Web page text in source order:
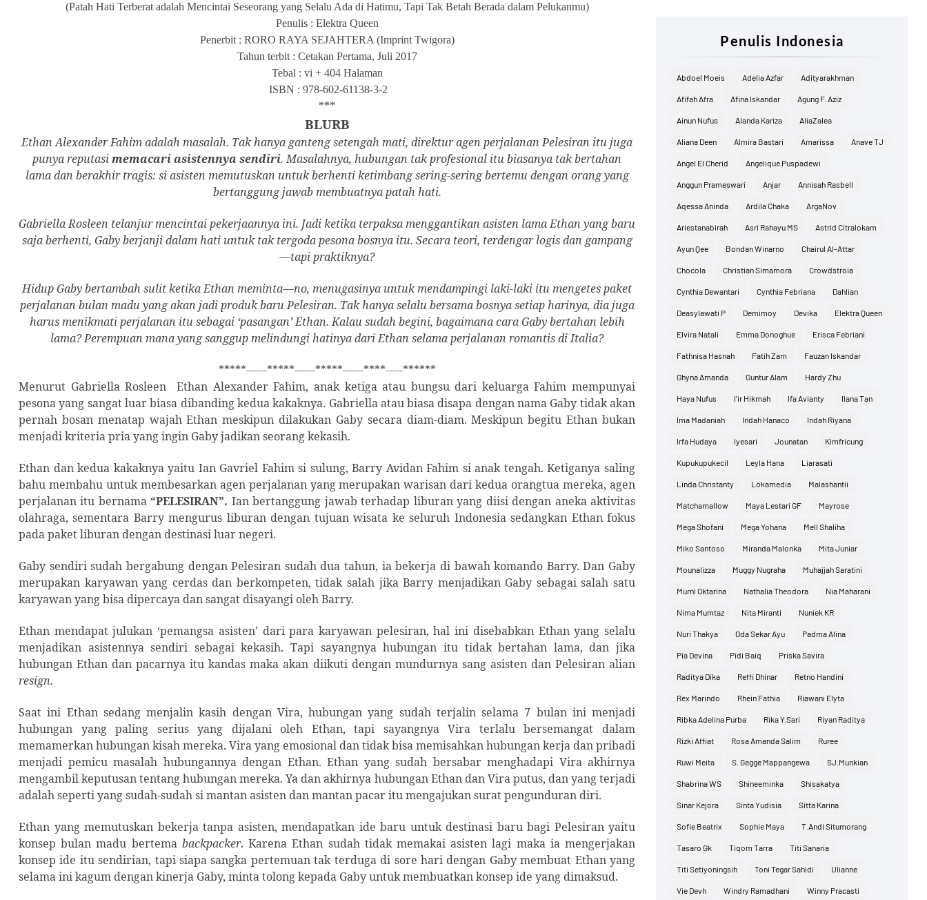
(Patah Hati Terberat adalah Mencintai Seseorang yang Selalu Ada di Hatimu, Tapi Tak Betah Berada dalam Pelukanmu)
Penulis : Elektra Queen
Penerbit : RORO RAYA SEJAHTERA (Imprint Twigora)
Tahun terbit : Cetakan Pertama, Juli 2017
Tebal : vi + 404 Halaman
ISBN : 978-602-61138-3-2
***
BLURB
Ethan Alexander Fahim adalah masalah. Tak hanya ganteng setengah mati, direktur agen perjalanan Pelesiran itu juga
punya reputasimemacari asistennya sendiri. Masalahnya, hubungan tak profesional itu biasanya tak bertahan
lama dan berakhir tragis: si asisten memutuskan untuk berhenti ketimbang sering-sering bertemu dengan orang yang
bertanggung jawab membuatnya patah hati.
Gabriella Rosleen telanjur mencintai pekerjaannya ini. Jadi ketika terpaksa menggantikan asisten lama Ethan yang baru
saja berhenti, Gaby berjanji dalam hati untuk tak tergoda pesona bosnya itu. Secara teori, terdengar logis dan gampang
—tapi praktiknya?
Hidup Gaby bertambah sulit ketika Ethan meminta—no, menugasinya untuk mendampingi laki-laki itu mengetes paket
perjalanan bulan madu yang akan jadi produk baru Pelesiran. Tak hanya selalu bersama bosnya setiap harinya, dia juga
harus menikmati perjalanan itu sebagai ‘pasangan’ Ethan. Kalau sudah begini, bagaimana cara Gaby bertahan lebih
lama? Perempuan mana yang sanggup melindungi hatinya dari Ethan selama perjalanan romantis di Italia?
*****------*****------*****------****-----******
Menurut Gabriella Rosleen
Ethan Alexander Fahim, anak ketiga atau bungsu dari keluarga Fahim mempunyai
pesona yang sangat luar biasa dibanding kedua kakaknya. Gabriella atau biasa disapa dengan nama Gaby tidak akan
pernah bosan menatap wajah Ethan meskipun dilakukan Gaby secara diam-diam. Meskipun begitu Ethan bukan
menjadi kriteria pria yang ingin Gaby jadikan seorang kekasih.
Ethan dan kedua kakaknya yaitu Ian Gavriel Fahim si sulung, Barry Avidan Fahim si anak tengah. Ketiganya saling
bahu membahu untuk membesarkan agen perjalanan yang merupakan warisan dari kedua orangtua mereka, agen
perjalanan itu bernama “PELESIRAN”. Ian bertanggung jawab terhadap liburan yang diisi dengan aneka aktivitas
olahraga, sementara Barry mengurus liburan dengan tujuan wisata ke seluruh Indonesia sedangkan Ethan fokus
pada paket liburan dengan destinasi luar negeri.
Gaby sendiri sudah bergabung dengan Pelesiran sudah dua tahun, ia bekerja di bawah komando Barry. Dan Gaby
merupakan karyawan yang cerdas dan berkompeten, tidak salah jika Barry menjadikan Gaby sebagai salah satu
karyawan yang bisa dipercaya dan sangat disayangi oleh Barry.
Ethan mendapat julukan ‘pemangsa asisten’ dari para karyawan pelesiran, hal ini disebabkan Ethan yang selalu
menjadikan asistennya sendiri sebagai kekasih. Tapi sayangnya hubungan itu tidak bertahan lama, dan jika
hubungan Ethan dan pacarnya itu kandas maka akan diikuti dengan mundurnya sang asisten dan Pelesiran alian
resign.
Saat ini Ethan sedang menjalin kasih dengan Vira, hubungan yang sudah terjalin selama 7 bulan ini menjadi
hubungan yang paling serius yang dijalani oleh Ethan, tapi sayangnya Vira terlalu bersemangat dalam
memamerkan hubungan kisah mereka. Vira yang emosional dan tidak bisa memisahkan hubungan kerja dan pribadi
menjadi pemicu masalah hubungannya dengan Ethan. Ethan yang sudah bersabar menghadapi Vira akhirnya
mengambil keputusan tentang hubungan mereka. Ya dan akhirnya hubungan Ethan dan Vira putus, dan yang terjadi
adalah seperti yang sudah-sudah si mantan asisten dan mantan pacar itu mengajukan surat pengunduran diri.
Ethan yang memutuskan bekerja tanpa asisten, mendapatkan ide baru untuk destinasi baru bagi Pelesiran yaitu
konsep bulan madu bertema backpacker. Karena Ethan sudah tidak memakai asisten lagi maka ia mengerjakan
konsep ide itu sendirian, tapi siapa sangka pertemuan tak terduga di sore hari dengan Gaby membuat Ethan yang
selama ini kagum dengan kinerja Gaby, minta tolong kepada Gaby untuk membuatkan konsep ide yang dimaksud.
Penulis Indonesia
Abdoel Moeis Adelia Azfar Adityarakhman
Afifah Afra Afina Iskandar Agung F. Aziz
Ainun Nufus Alanda Kariza AliaZalea
Aliana Deen Almira Bastari Amarissa Anave TJ
Angel El Cherid Angelique Puspadewi
Anggun Prameswari Anjar Annisah Rasbell
Aqessa Aninda Ardila Chaka ArgaNov
Ariestanabirah Asri Rahayu MS Astrid Citralokam
Ayun Qee Bondan Winarno Chairul Al-Attar
Chocola Christian Simamora Crowdstroia
Cynthia Dewantari Cynthia Febriana Dahlian
Deasylawati P Demimoy Devika Elektra Queen
Elvira Natali Emma Donoghue Erisca Febriani
Fathnisa Hasnah Fatih Zam Fauzan Iskandar
Ghyna Amanda Guntur Alam Hardy Zhu
Haya Nufus I'ir Hikmah Ifa Avianty Ilana Tan
Ima Madaniah Indah Hanaco Indah Riyana
Irfa Hudaya Iyesari Jounatan Kimfricung
Kupukupukecil Leyla Hana Liarasati
Linda Christanty Lokamedia Malashantii
Matchamallow Maya Lestari GF Mayrose
Mega Shofani Mega Yohana Mell Shaliha
Miko Santoso Miranda Malonka Mita Juniar
Mounalizza Muggy Nugraha Muhajjah Saratini
Murni Oktarina Nathalia Theodora Nia Maharani
Nima Mumtaz Nita Miranti Nuniek KR
Nuri Thakya Oda Sekar Ayu Padma Alina
Pia Devina Pidi Baiq Priska Savira
Raditya Dika Reffi Dhinar Retno Handini
Rex Marindo Rhein Fathia Riawani Elyta
Ribka Adelina Purba Rika Y.Sari Riyan Raditya
Rizki Affiat Rosa Amanda Salim Ruree
Ruwi Meita S. Gegge Mappangewa SJ.Munkian
Shabrina WS Shineeminka Shisakatya
Sinar Kejora Sinta Yudisia Sitta Karina
Sofie Beatrix Sophie Maya T.Andi Situmorang
Tasaro Gk Tiqom Tarra Titi Sanaria
Titi Setiyoningsih Toni Tegar Sahidi Ulianne
Vie Devh Windry Ramadhani Winny Pracasti